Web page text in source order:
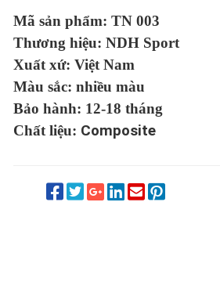
Mã sản phẩm: TN 003
Thương hiệu: NDH Sport
Xuất xứ: Việt Nam
Màu sắc: nhiều màu
Bảo hành: 12-18 tháng
Chất liệu: Composite